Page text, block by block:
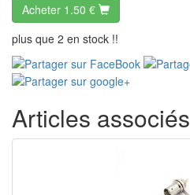
Acheter 1.50 €
plus que 2 en stock !!
Articles associés